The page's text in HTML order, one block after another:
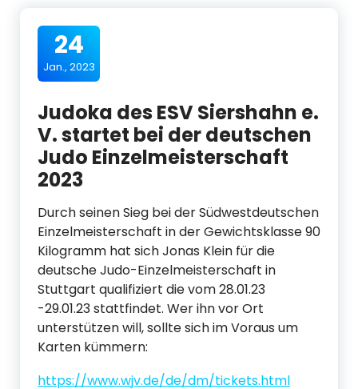
24
Jan., 2023
Judoka des ESV Siershahn e.
V. startet bei der deutschen
Judo Einzelmeisterschaft
2023
Durch seinen Sieg bei der Südwestdeutschen
Einzelmeisterschaft in der Gewichtsklasse 90
Kilogramm hat sich Jonas Klein für die
deutsche Judo-Einzelmeisterschaft in
Stuttgart qualifiziert die vom 28.01.23
-29.01.23 stattfindet. Wer ihn vor Ort
unterstützen will, sollte sich im Voraus um
Karten kümmern:
https://www.wjv.de/de/dm/tickets.html